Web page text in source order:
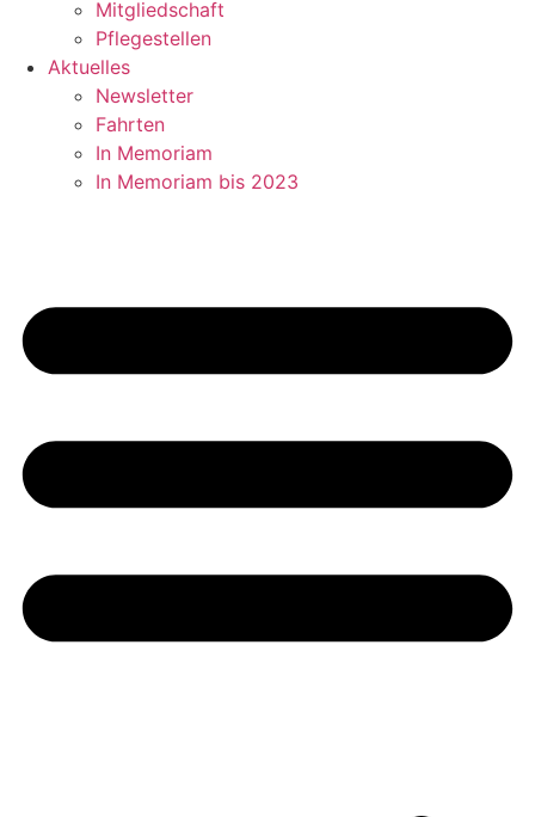
Mitgliedschaft
Pflegestellen
Aktuelles
Newsletter
Fahrten
In Memoriam
In Memoriam bis 2023